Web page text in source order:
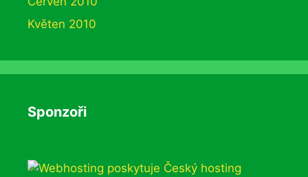
Květen 2010
Sponzoři